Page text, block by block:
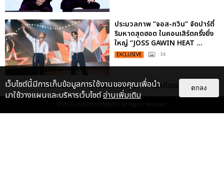
ประมวลภาพ “จอส-กวิน” จัดปาร์ตี้
ริมหาดสุดฮอต ในคอนเสิร์ตครั้งยิ่ง
ใหญ่ “JOSS GAWIN HEAT ...
EXCLUSIVE : 34
“ช่วงเวลาที่ไม่ได้เจอกันพิสูจน์แล้วว่า
รักแท้จะไม่มีวันจางหาย” ประมวล
ภาพ JAEHYUN กับแฟน...
เกี่ยวกับเรา ติดต่อลงโฆษณา ติดต่อเรา
© 2026 THAITICKETMAJOR All Rights Reserved.
เว็บไซต์นี้มีการเก็บข้อมูลการใช้งานของคุณเพื่อนำ
มาใช้วางแผนและบริหารเว็บไซต์อ่านเพิ่มเติม
ตกลง